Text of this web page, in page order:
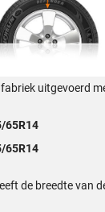
uitgevoerd
65R14
65R14
de breedte van